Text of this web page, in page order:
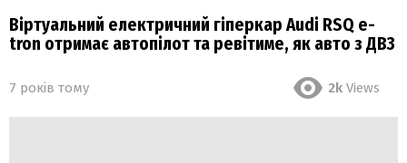
Віртуальний електричний гіперкар Audi RSQ e-
tron отримає автопілот та ревітиме, як авто з ДВЗ
7 років тому 2k Views